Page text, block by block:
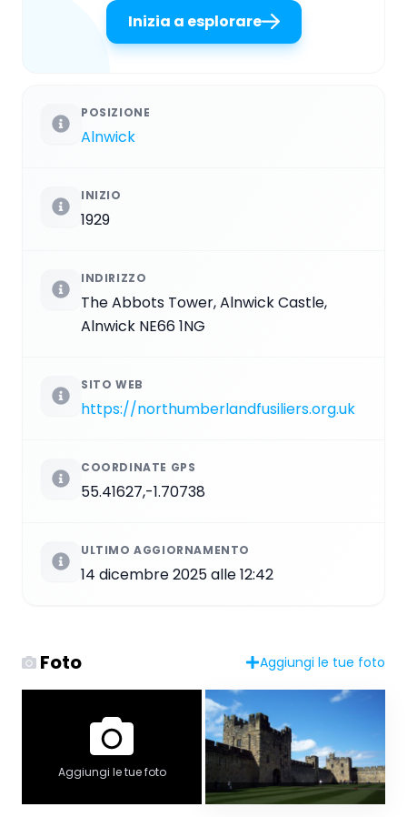
Inizia a esplorare
POSIZIONE
Alnwick
INIZIO
1929
INDIRIZZO
The Abbots Tower, Alnwick Castle,
Alnwick NE66 1NG
SITO WEB
https://northumberlandfusiliers.org.uk
COORDINATE GPS
55.41627,-1.70738
ULTIMO AGGIORNAMENTO
14 dicembre 2025 alle 12:42
Foto Aggiungi le tue foto
Aggiungi le tue foto